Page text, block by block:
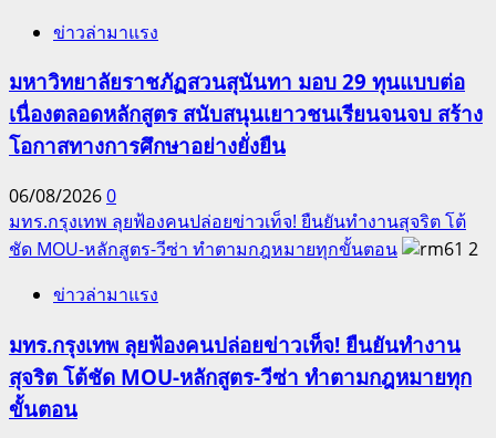
ข่าวล่ามาแรง
มหาวิทยาลัยราชภัฏสวนสุนันทา มอบ 29 ทุนแบบต่อ
เนื่องตลอดหลักสูตร สนับสนุนเยาวชนเรียนจนจบ สร้าง
โอกาสทางการศึกษาอย่างยั่งยืน
06/08/20260
มทร.กรุงเทพ ลุยฟ้องคนปล่อยข่าวเท็จ! ยืนยันทำงานสุจริต โต้
ชัด MOU-หลักสูตร-วีซ่า ทำตามกฎหมายทุกขั้นตอน
2
ข่าวล่ามาแรง
มทร.กรุงเทพ ลุยฟ้องคนปล่อยข่าวเท็จ! ยืนยันทำงาน
สุจริต โต้ชัด MOU-หลักสูตร-วีซ่า ทำตามกฎหมายทุก
ขั้นตอน